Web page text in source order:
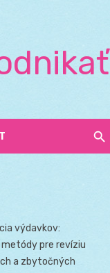
výdavkov:
pre revíziu
a zbytočných